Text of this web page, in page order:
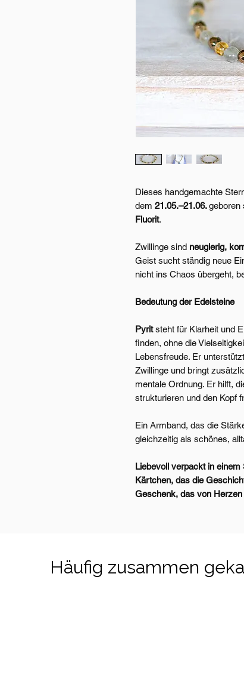
Dieses handgemachte
dem 21.05.–21.06.geboren
Fluorit.
Zwillinge sind neugierig,
Geist sucht ständig neue
nicht ins Chaos übergeht,
Bedeutung der Edelsteine
Pyritsteht für Klarheit und
finden, ohne die
Lebensfreude. Er
Zwillinge und bringt
mentale Ordnung. Er hilft,
strukturieren und den Kopf
Ein Armband, das die
gleichzeitig als schönes,
Liebevoll verpackt in
Kärtchen, das die
Geschenk, das von
Häufig zusammen